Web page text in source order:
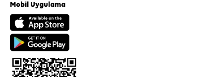
Mobil Uygulama